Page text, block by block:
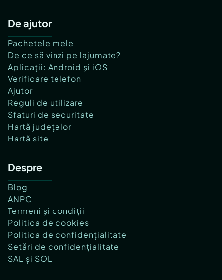
De ajutor
Pachetele mele
De ce să vinzi pe lajumate?
Aplicații: Android și iOS
Verificare telefon
Ajutor
Reguli de utilizare
Sfaturi de securitate
Hartă județelor
Hartă site
Despre
Blog
ANPC
Termeni și condiții
Politica de cookies
Politica de confidențialitate
Setări de confidențialitate
SAL și SOL